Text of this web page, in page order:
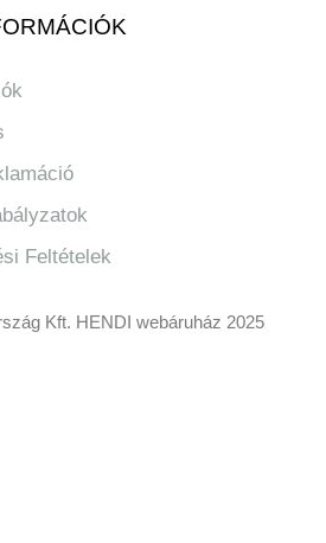
Feltételek
Kft. HENDI webáruház 2025